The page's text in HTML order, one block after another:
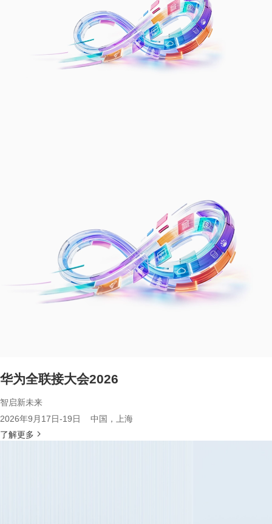
华为全联接大会2026
智启新未来
2026年9月17日-19日 中国，上海
了解更多